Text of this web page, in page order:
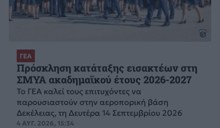
ΓΕΑ
Πρόσκληση κατάταξης εισακτέων στη
ΣΜΥΑ ακαδημαϊκού έτους 2026-2027
Το ΓΕΑ καλεί τους επιτυχόντες να
παρουσιαστούν στην αεροπορική βάση
Δεκέλειας, τη Δευτέρα 14 Σεπτεμβρίου 2026
4 ΑΥΓ. 2026, 15:34